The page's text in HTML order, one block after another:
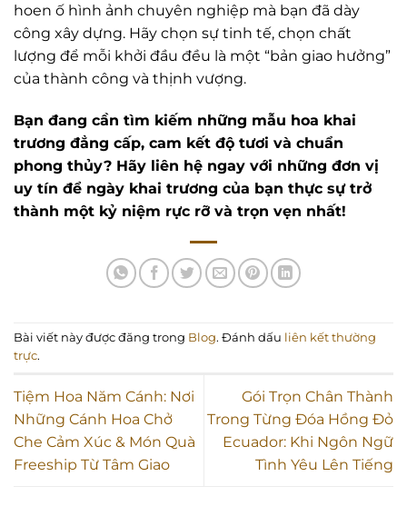
hoen ố hình ảnh chuyên nghiệp mà bạn đã dày
công xây dựng. Hãy chọn sự tinh tế, chọn chất
lượng để mỗi khởi đầu đều là một “bản giao hưởng”
của thành công và thịnh vượng.
Bạn đang cần tìm kiếm những mẫu hoa khai
trương đẳng cấp, cam kết độ tươi và chuẩn
phong thủy? Hãy liên hệ ngay với những đơn vị
uy tín để ngày khai trương của bạn thực sự trở
thành một kỷ niệm rực rỡ và trọn vẹn nhất!
Bài viết này được đăng trong Blog. Đánh dấu liên kết thường
trực.
Tiệm Hoa Năm Cánh: Nơi
Những Cánh Hoa Chở
Che Cảm Xúc & Món Quà
Freeship Từ Tâm Giao
Gói Trọn Chân Thành
Trong Từng Đóa Hồng Đỏ
Ecuador: Khi Ngôn Ngữ
Tình Yêu Lên Tiếng